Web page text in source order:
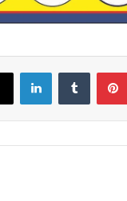
LinkedInTumblr